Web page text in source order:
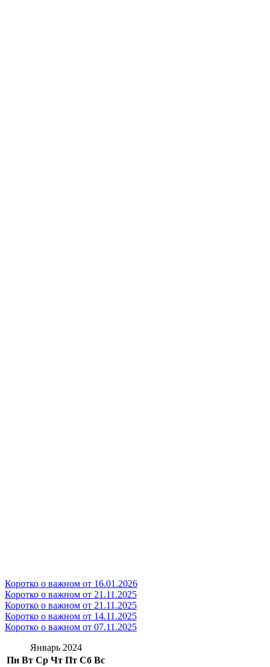
Коротко о важном от 16.01.2026
Коротко о важном от 21.11.2025
Коротко о важном от 21.11.2025
Коротко о важном от 14.11.2025
Коротко о важном от 07.11.2025
Январь 2024
Пн Вт Ср Чт Пт Сб Вс